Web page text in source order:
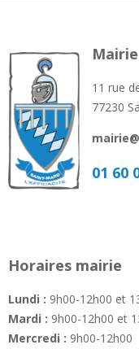
11 rue
77230
01 60
Horaires mairie
Lundi : 9h00-12h00 et
Mardi : 9h00-12h00 et
Mercredi : 9h00-12h00